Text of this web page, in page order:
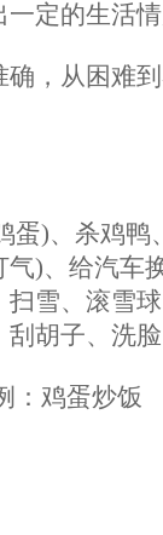
一定的生活
，从困难
蛋)、杀鸡鸭
)、给汽车
雪、滚雪
刮胡子、洗
：鸡蛋炒饭